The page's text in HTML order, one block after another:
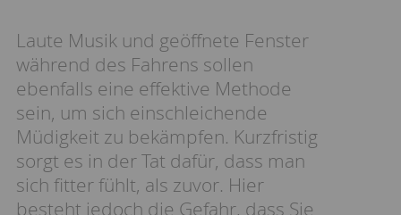
Laute Musik und geöffnete Fenster
während des Fahrens sollen
ebenfalls eine effektive Methode
sein, um sich einschleichende
Müdigkeit zu bekämpfen. Kurzfristig
sorgt es in der Tat dafür, dass man
sich fitter fühlt, als zuvor. Hier
besteht jedoch die Gefahr, dass Sie